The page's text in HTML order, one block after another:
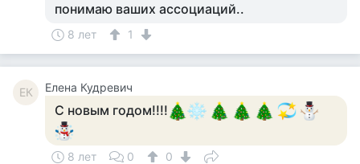
понимаю ваших ассоциаций..
8 лет 1
ЕК Елена Кудревич
С новым годом!!!!
8 лет 0 0